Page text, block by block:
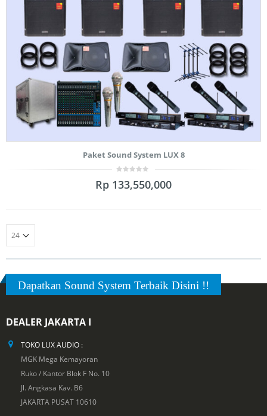
Paket Sound System LUX 8
out
Rp 133,550,000
Dapatkan Sound System Terbaik Disini !!
DEALER JAKARTA I
TOKO LUX AUDIO :
MGK Mega Kemayoran
Ruko / Kantor Blok F No. 10
Jl. Angkasa Kav. B6
JAKARTA PUSAT 10610